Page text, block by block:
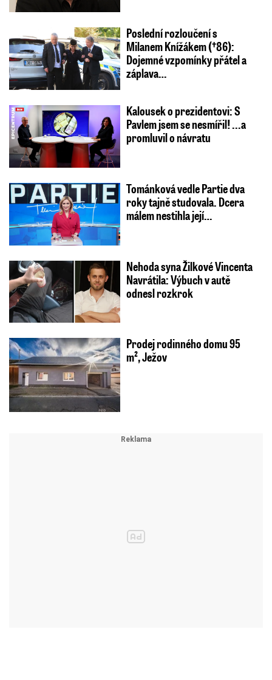
Poslední rozloučení s
Milanem Knížákem (†86):
Dojemné vzpomínky přátel a
záplava…
Kalousek o prezidentovi: S
Pavlem jsem se nesmířil! ...a
promluvil o návratu
Tománková vedle Partie dva
roky tajně studovala. Dcera
málem nestihla její…
Nehoda syna Žilkové Vincenta
Navrátila: Výbuch v autě
odnesl rozkrok
Prodej rodinného domu 95
m², Ježov